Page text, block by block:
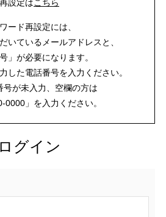
再設定はこちら
ード再設定には、
いているメールアドレスと、
」が必要になります。
した電話番号を入力ください。
号が未入力、空欄の方は
0000」を入力ください。
ログイン